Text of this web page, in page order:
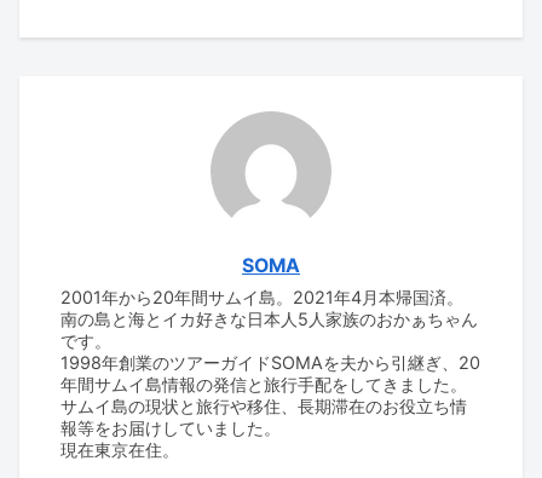
SOMA
2001年から20年間サムイ島。2021年4月本帰国済。
南の島と海とイカ好きな日本人5人家族のおかぁちゃん
です。
1998年創業のツアーガイドSOMAを夫から引継ぎ、20
年間サムイ島情報の発信と旅行手配をしてきました。
サムイ島の現状と旅行や移住、長期滞在のお役立ち情
報等をお届けしていました。
現在東京在住。